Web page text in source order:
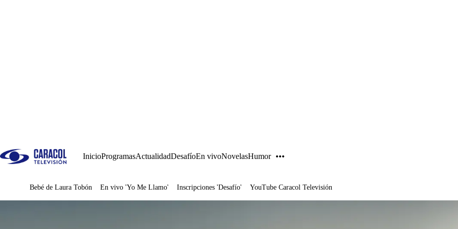
InicioProgramasActualidadDesafíoEn vivoNovelasHumor
Juegos
Bebé de Laura Tobón En vivo 'Yo Me Llamo' Inscripciones 'Desafío' YouTube Caracol Televisión